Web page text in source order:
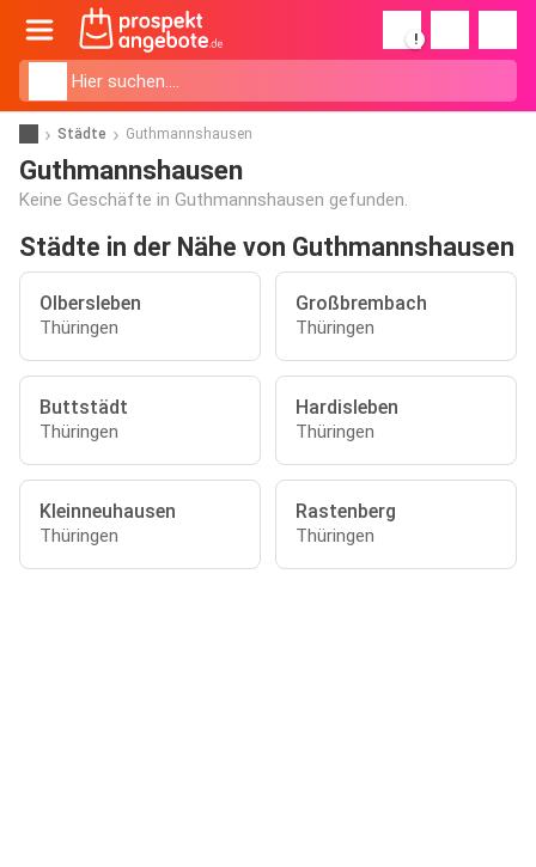
!
Städte Guthmannshausen
Guthmannshausen
Keine Geschäfte in Guthmannshausen gefunden.
Städte in der Nähe von Guthmannshausen
Olbersleben
Thüringen
Großbrembach
Thüringen
Buttstädt
Thüringen
Hardisleben
Thüringen
Kleinneuhausen
Thüringen
Rastenberg
Thüringen